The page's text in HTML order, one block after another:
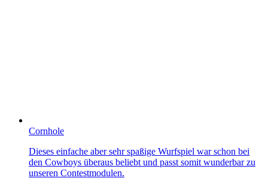
Cornhole
Dieses einfache aber sehr spaßige Wurfspiel war schon bei
den Cowboys überaus beliebt und passt somit wunderbar zu
unseren Contestmodulen.